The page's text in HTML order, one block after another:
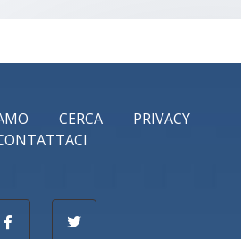
CERCA
PRIVACY